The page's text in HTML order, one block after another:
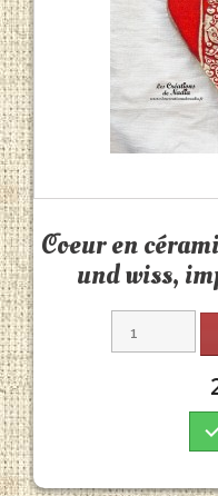
Coeur en
und wiss,